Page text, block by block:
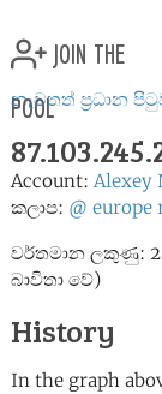
join the
pool
නැවතත් ප්‍රධාන
Account: Alexey
කලාප: @ europe
වර්තමාන ලකුණු:
බාවිතා වේ)
History
In the graph